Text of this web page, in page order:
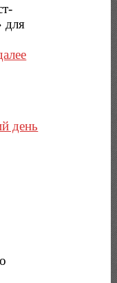
для
день